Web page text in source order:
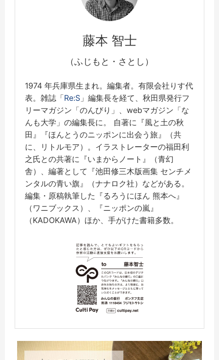
藤本 智士
（ふじもと・さとし）
1974 年兵庫県生まれ。編集者。有限会社りす代
表。雑誌「Re:S 」編集長を経て、秋田県発行フ
リーマガジン「のんびり」、webマガジン「な
んも大学」の編集長に。 自著に『風と土の秋
田』『ほんとうのニッポンに出会う旅』（共
に、リトルモア）。イラストレーターの福田利
之氏との共著に『いまからノート』（青幻
舎）、編著として『池田修三木版画集 センチメ
ンタルの青い旗』（ナナロク社）などがある。
編集・原稿執筆した『るろうにほん 熊本へ』
（ワニブックス）、『ニッポンの嵐』
（KADOKAWA）ほか、手がけた書籍多数。